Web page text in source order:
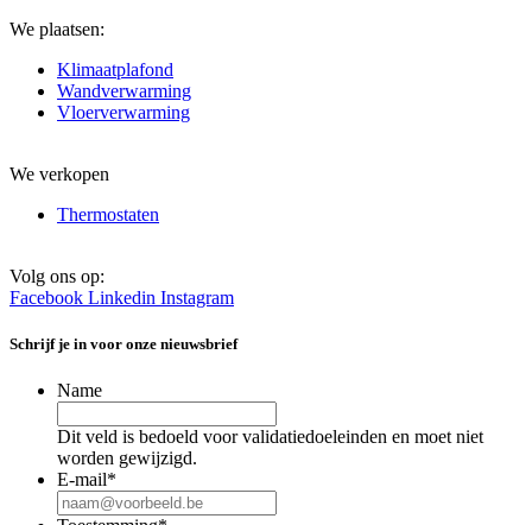
We plaatsen:
Klimaatplafond
Wandverwarming
Vloerverwarming
We verkopen
Thermostaten
Volg ons op:
Facebook Linkedin Instagram
Schrijf je in voor onze nieuwsbrief
Name
Dit veld is bedoeld voor validatiedoeleinden en moet niet
worden gewijzigd.
E-mail*